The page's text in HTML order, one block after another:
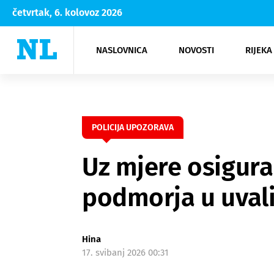
četvrtak, 6. kolovoz 2026
NASLOVNICA NOVOSTI
Rijeka Opatija
NK
Moda
Kultura
POLICIJA UPOZORAVA
Uz mjere
podmorja u
Hina
17. svibanj 2026 00:31